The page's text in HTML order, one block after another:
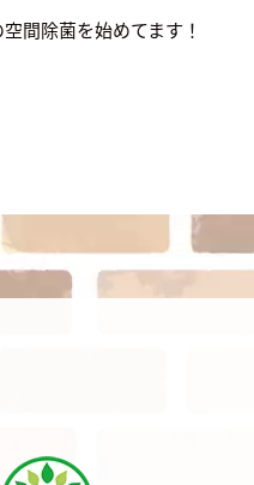
間除菌を始めてます！